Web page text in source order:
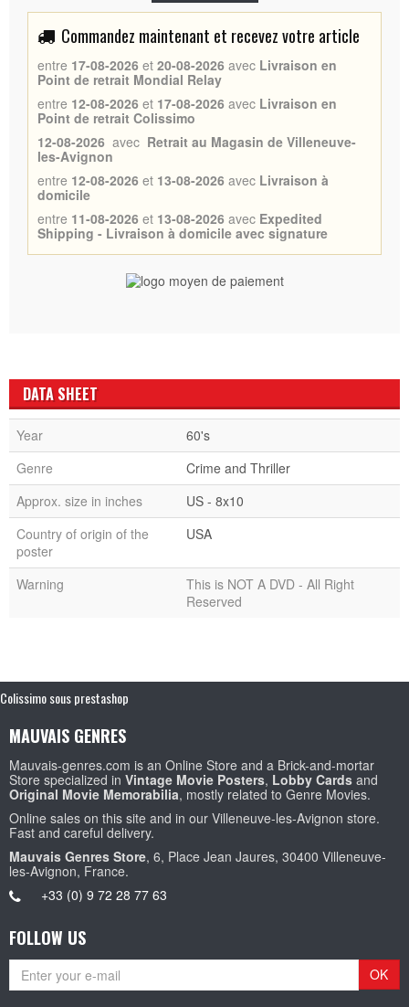
Commandez maintenant et recevez votre article
entre 17-08-2026 et 20-08-2026 avec Livraison en
Point de retrait Mondial Relay
entre 12-08-2026 et 17-08-2026 avec Livraison en
Point de retrait Colissimo
12-08-2026 avec Retrait au Magasin de Villeneuve-
les-Avignon
entre 12-08-2026 et 13-08-2026 avec Livraison à
domicile
entre 11-08-2026 et 13-08-2026 avec Expedited
Shipping - Livraison à domicile avec signature
DATA SHEET
Year
60's
Genre
Crime and Thriller
Approx. size in inches
US - 8x10
Country of origin of the
poster
USA
Warning
This is NOT A DVD - All Right
Reserved
Colissimo sous prestashop
MAUVAIS GENRES
Mauvais-genres.com is an Online Store and a Brick-and-mortar
Store specialized in Vintage Movie Posters, Lobby Cards and
Original Movie Memorabilia, mostly related to Genre Movies.
Online sales on this site and in our Villeneuve-les-Avignon store.
Fast and careful delivery.
Mauvais Genres Store, 6, Place Jean Jaures, 30400 Villeneuve-
les-Avignon, France.
+33 (0) 9 72 28 77 63
FOLLOW US
OK